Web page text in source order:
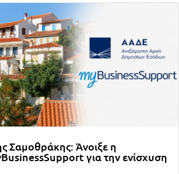
Σαμοθράκης: Άνοιξε η
για την ενίσχυση